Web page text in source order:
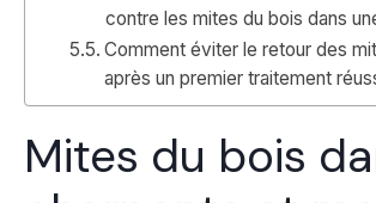
contre les mites du bois dans
Comment éviter le retour des
après un premier traitement
Mites du bois